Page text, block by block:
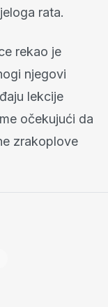
rata.
rekao je
njegovi
lekcije
očekujući da
zrakoplove